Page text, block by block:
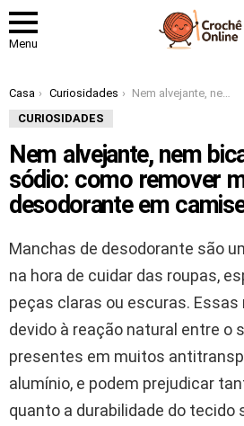
Menu
Você está aqui:
Casa Curiosidades
Nem alvejante, nem bicarbonato de sódio: como remover manchas de desodorante em camisetas
CURIOSIDADES
Nem alvejante, nem
sódio: como remover
desodorante em
Manchas de desodorante são
na hora de cuidar das roupas,
peças claras ou escuras.
devido à reação natural entre o
presentes em muitos
alumínio, e podem prejudicar
quanto a durabilidade do tecido